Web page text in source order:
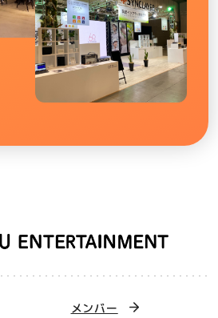
メンバー